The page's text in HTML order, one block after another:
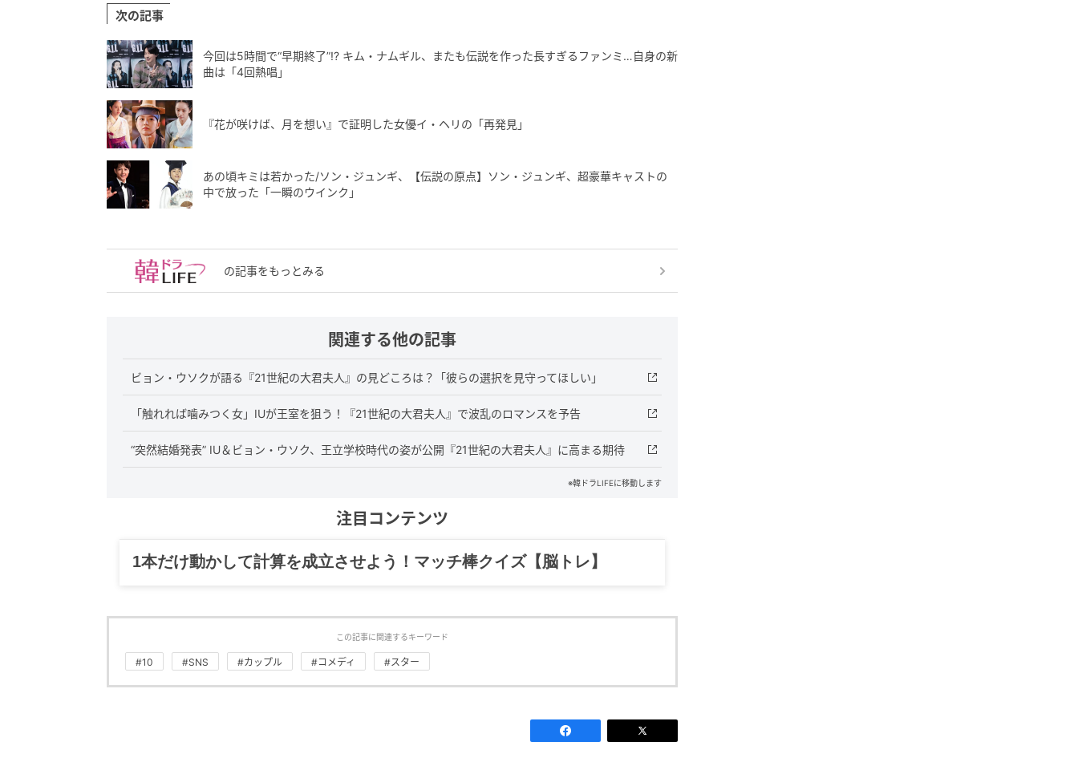
次の記事
今回は5時間で“早期終了”!? キム・ナムギル、またも伝説を作った長すぎるファンミ…自身の新
曲は「4回熱唱」
『花が咲けば、月を想い』で証明した女優イ・ヘリの「再発見」
あの頃キミは若かった/ソン・ジュンギ、【伝説の原点】ソン・ジュンギ、超豪華キャストの
中で放った「一瞬のウインク」
の記事をもっとみる
関連する他の記事
ビョン・ウソクが語る『21世紀の大君夫人』の見どころは？「彼らの選択を見守ってほしい」
「触れれば噛みつく女」IUが王室を狙う！『21世紀の大君夫人』で波乱のロマンスを予告
“突然結婚発表” IU＆ビョン・ウソク、王立学校時代の姿が公開『21世紀の大君夫人』に高まる期待
※韓ドラLIFEに移動します
注目コンテンツ
グルメ、ギャグ、子育て、旅行記……全部、読めます。
この記事に関連するキーワード
#10 #SNS #カップル #コメディ #スター